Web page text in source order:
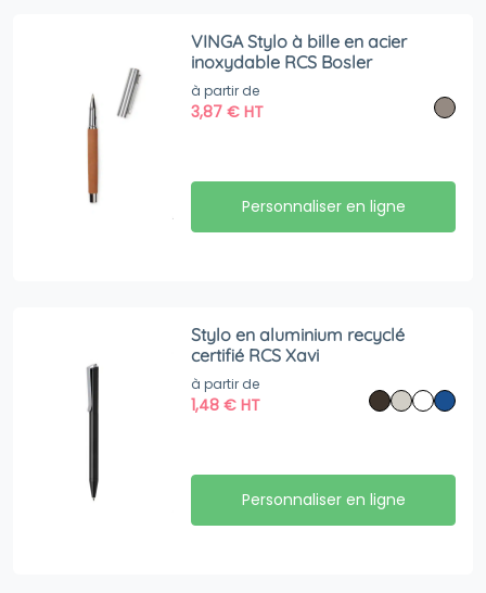
VINGA Stylo à bille en acier
inoxydable RCS Bosler
à partir de
3,87€ HT
Personnaliser en ligne
Stylo en aluminium recyclé
certifié RCS Xavi
à partir de
1,48€ HT
Personnaliser en ligne